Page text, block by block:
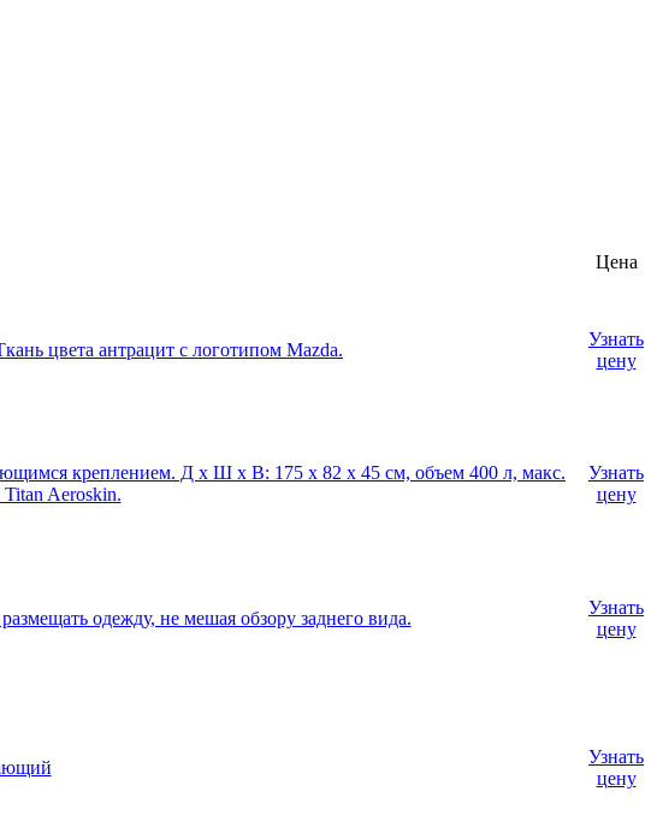
Цена
цвета антрацит с логотипом Mazda.
Узнать
цену
креплением. Д х Ш х В: 175 x 82 x 45 см, объем 400 л, макс.
Titan Aeroskin.
Узнать
цену
одежду, не мешая обзору заднего вида.
Узнать
цену
Узнать
цену